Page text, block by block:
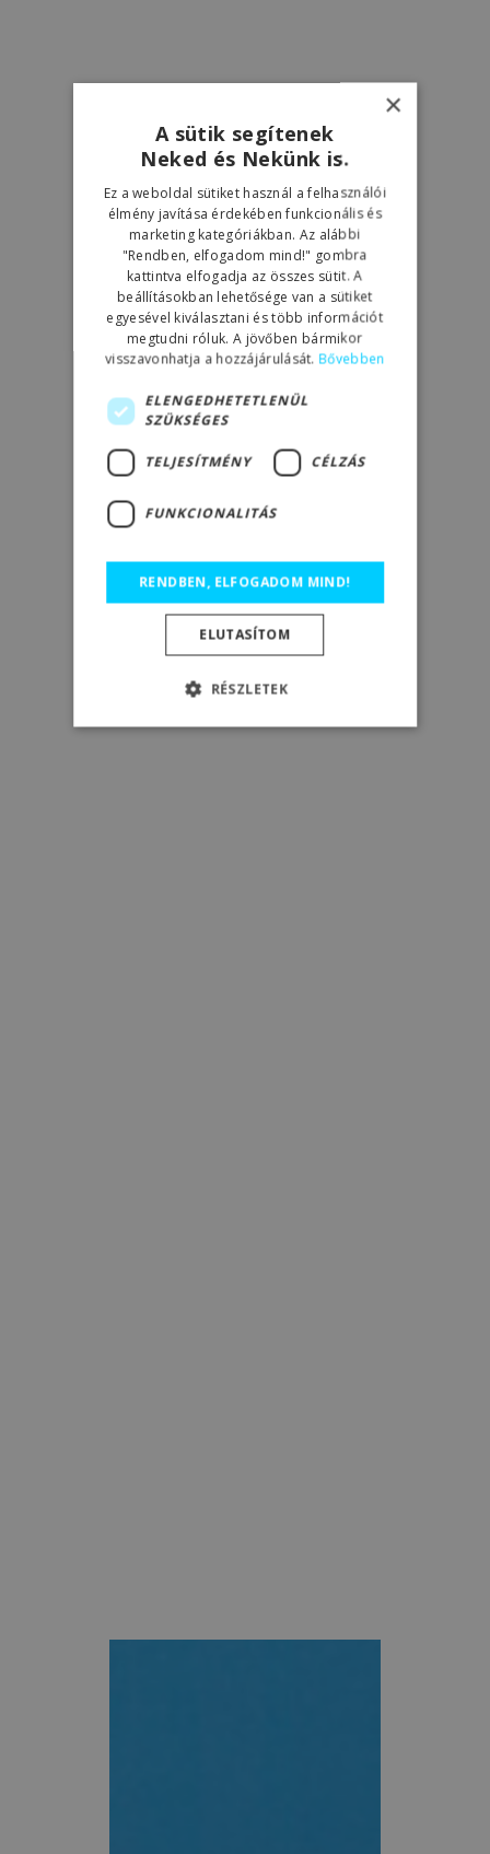
×
A sütik segítenek
Neked és Nekünk is.
Ez a weboldal sütiket használ a felhasználói
élmény javítása érdekében funkcionális és
marketing kategóriákban. Az alábbi
"Rendben, elfogadom mind!" gombra
kattintva elfogadja az összes sütit. A
beállításokban lehetősége van a sütiket
egyesével kiválasztani és több információt
megtudni róluk. A jövőben bármikor
visszavonhatja a hozzájárulását. Bővebben
ELENGEDHETETLENÜL
SZÜKSÉGES
TELJESÍTMÉNY CÉLZÁS
FUNKCIONALITÁS
RENDBEN, ELFOGADOM MIND!
ELUTASÍTOM
RÉSZLETEK